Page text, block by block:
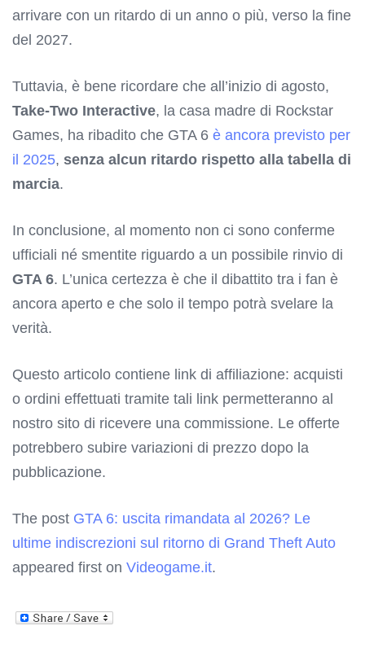
arrivare con un ritardo di un anno o più, verso la fine
del 2027.
Tuttavia, è bene ricordare che all’inizio di agosto,
Take-Two Interactive, la casa madre di Rockstar
Games, ha ribadito che GTA 6 è ancora previsto per
il 2025, senza alcun ritardo rispetto alla tabella di
marcia.
In conclusione, al momento non ci sono conferme
ufficiali né smentite riguardo a un possibile rinvio di
GTA 6. L’unica certezza è che il dibattito tra i fan è
ancora aperto e che solo il tempo potrà svelare la
verità.
Questo articolo contiene link di affiliazione: acquisti
o ordini effettuati tramite tali link permetteranno al
nostro sito di ricevere una commissione. Le offerte
potrebbero subire variazioni di prezzo dopo la
pubblicazione.
The post GTA 6: uscita rimandata al 2026? Le
ultime indiscrezioni sul ritorno di Grand Theft Auto
appeared first on Videogame.it.